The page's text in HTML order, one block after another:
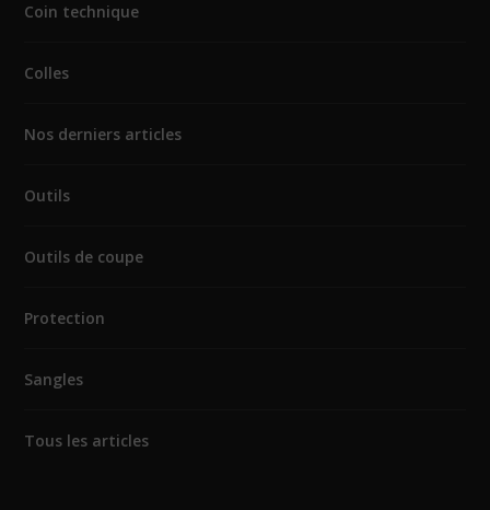
Coin technique
Colles
Nos derniers articles
Outils
Outils de coupe
Protection
Sangles
Tous les articles